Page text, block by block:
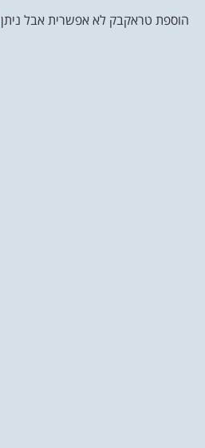
הוספת טראקבק לא אפשרית אבל ניתן